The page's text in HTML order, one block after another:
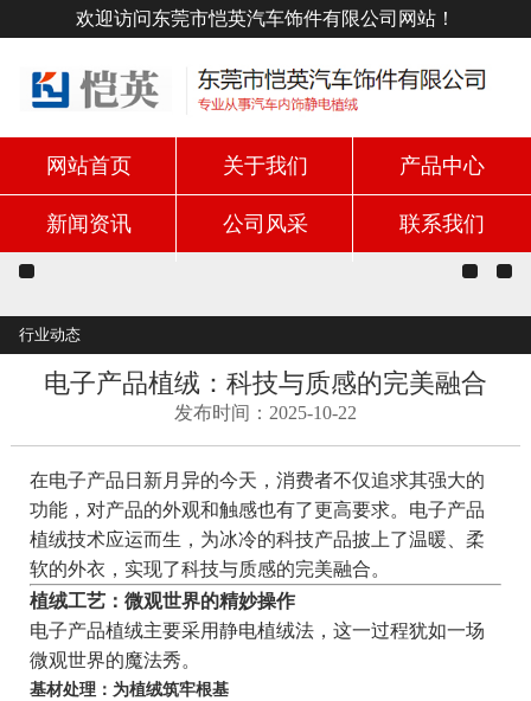
欢迎访问东莞市恺英汽车饰件有限公司网站！
网站首页 关于我们 产品中心
新闻资讯 公司风采 联系我们
行业动态
电子产品植绒：科技与质感的完美融合
发布时间：2025-10-22
在电子产品日新月异的今天，消费者不仅追求其强大的
功能，对产品的外观和触感也有了更高要求。电子产品
植绒技术应运而生，为冰冷的科技产品披上了温暖、柔
软的外衣，实现了科技与质感的完美融合。
植绒工艺：微观世界的精妙操作
电子产品植绒主要采用静电植绒法，这一过程犹如一场
微观世界的魔法秀。
基材处理：为植绒筑牢根基